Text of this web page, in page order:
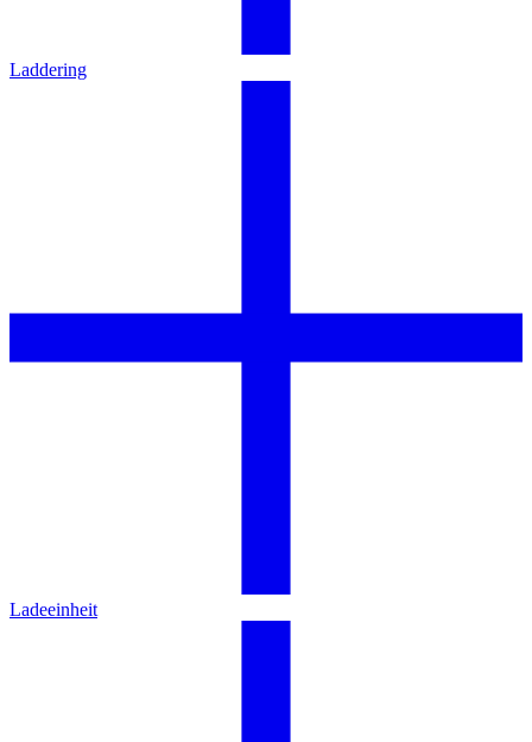
Laddering
Ladeeinheit